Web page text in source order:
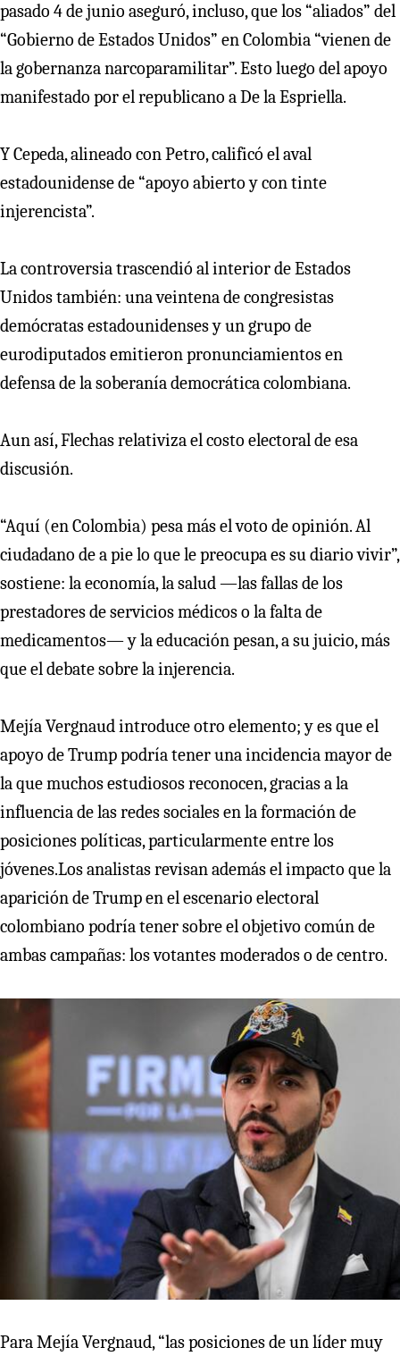
pasado 4 de junio aseguró, incluso, que los “aliados” del
“Gobierno de Estados Unidos” en Colombia “vienen de
la gobernanza narcoparamilitar”. Esto luego del apoyo
manifestado por el republicano a De la Espriella.
Y Cepeda, alineado con Petro, calificó el aval
estadounidense de “apoyo abierto y con tinte
injerencista”.
La controversia trascendió al interior de Estados
Unidos también: una veintena de congresistas
demócratas estadounidenses y un grupo de
eurodiputados emitieron pronunciamientos en
defensa de la soberanía democrática colombiana.
Aun así, Flechas relativiza el costo electoral de esa
discusión.
“Aquí (en Colombia) pesa más el voto de opinión. Al
ciudadano de a pie lo que le preocupa es su diario vivir”,
sostiene: la economía, la salud —las fallas de los
prestadores de servicios médicos o la falta de
medicamentos— y la educación pesan, a su juicio, más
que el debate sobre la injerencia.
Mejía Vergnaud introduce otro elemento; y es que el
apoyo de Trump podría tener una incidencia mayor de
la que muchos estudiosos reconocen, gracias a la
influencia de las redes sociales en la formación de
posiciones políticas, particularmente entre los
jóvenes.Los analistas revisan además el impacto que la
aparición de Trump en el escenario electoral
colombiano podría tener sobre el objetivo común de
ambas campañas: los votantes moderados o de centro.
Para Mejía Vergnaud, “las posiciones de un líder muy